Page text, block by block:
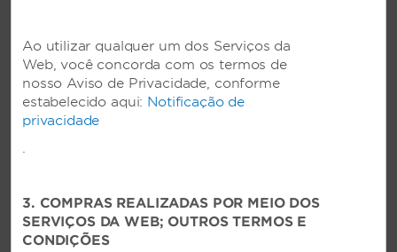
Playground para crianças
Atividades infantis
Piscina - infantil
Comercial
Serviço bancário/caixa eletrônico
Ao utilizar qualquer um dos Serviços da
Web, você concorda com os termos de
nosso Aviso de Privacidade, conforme
estabelecido aqui: Notificação de
privacidade
.
3. COMPRAS REALIZADAS POR MEIO DOS
SERVIÇOS DA WEB; OUTROS TERMOS E
CONDIÇÕES